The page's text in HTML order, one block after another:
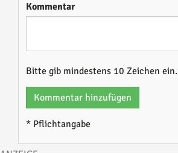
Kommentar
Bitte gib mindestens 10 Zeichen ein.
Kommentar hinzufügen
* Pflichtangabe